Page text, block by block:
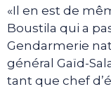
«Il en est de
Boustila qui a
Gendarmerie
général Gaïd-
tant que chef